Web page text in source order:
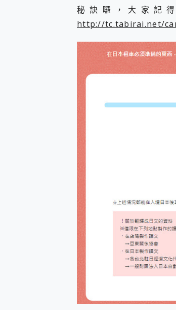
秘訣囉，大家記
http://tc.tabirai.net/